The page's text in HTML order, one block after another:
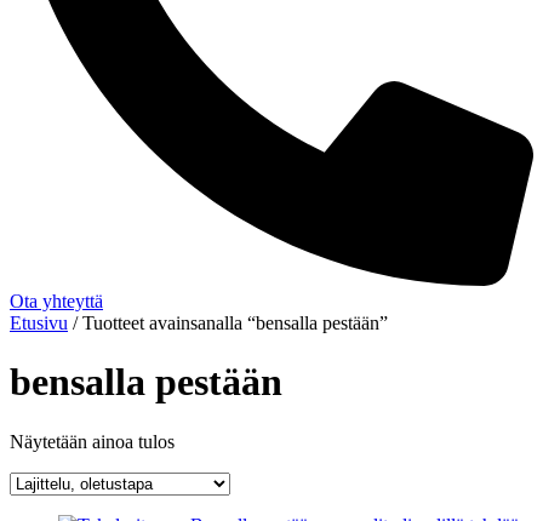
Ota yhteyttä
Etusivu / Tuotteet avainsanalla “bensalla pestään”
bensalla pestään
Näytetään ainoa tulos